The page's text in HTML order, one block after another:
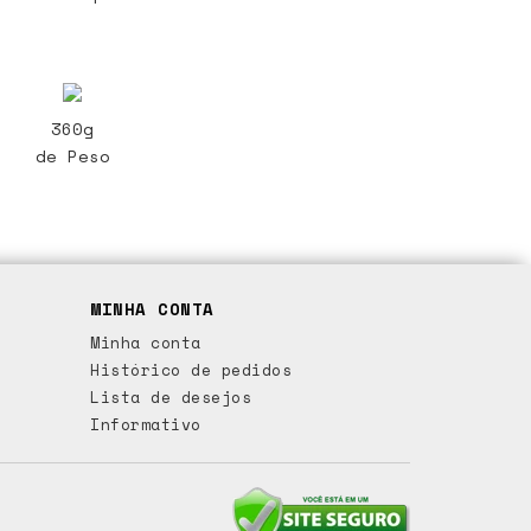
360g
de Peso
MINHA CONTA
Minha conta
Histórico de pedidos
Lista de desejos
Informativo